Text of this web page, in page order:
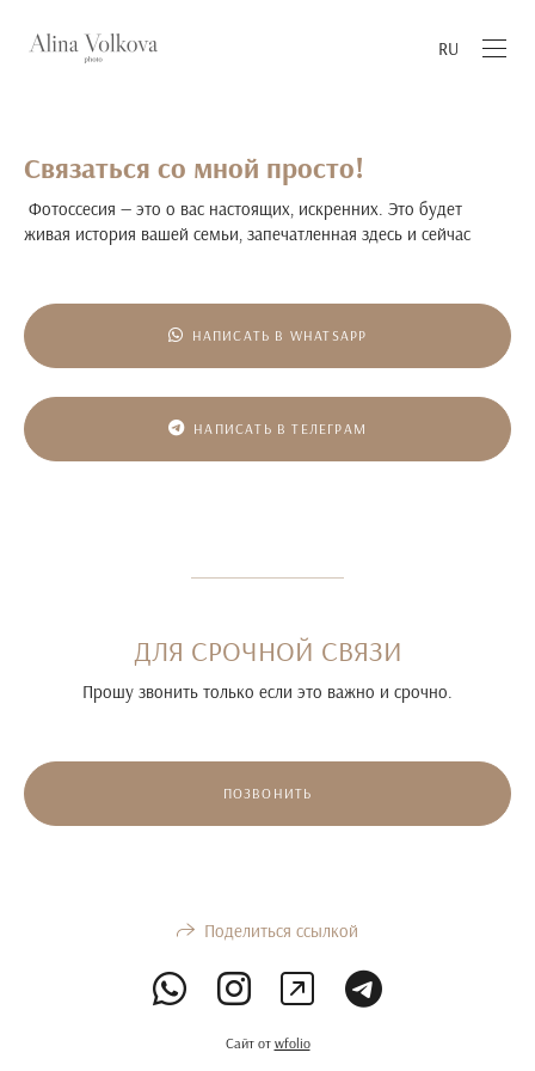
RU
Связаться со мной просто!
Фотоссесия — это о вас настоящих, искренних. Это будет
живая история вашей семьи, запечатленная здесь и сейчас
НАПИСАТЬ В WHATSAPP
НАПИСАТЬ В ТЕЛЕГРАМ
ДЛЯ СРОЧНОЙ СВЯЗИ
Прошу звонить только если это важно и срочно.
ПОЗВОНИТЬ
Поделиться ссылкой
Сайт от wfolio